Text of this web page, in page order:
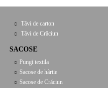
Tăvi de carton
Tăvi de Crăciun
SACOSE
Pungi textila
Sacose de hârtie
Sacose de Crăciun